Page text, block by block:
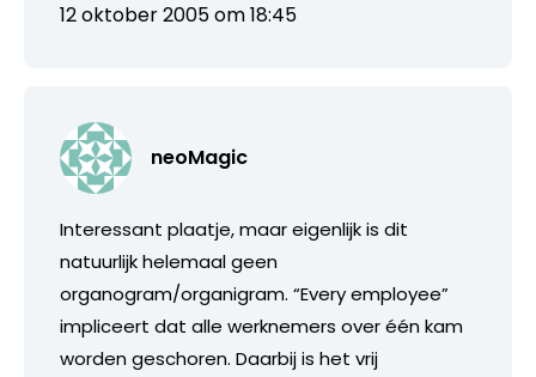
12 oktober 2005 om 18:45
neoMagic
Interessant plaatje, maar eigenlijk is dit
natuurlijk helemaal geen
organogram/organigram. “Every employee”
impliceert dat alle werknemers over één kam
worden geschoren. Daarbij is het vrij